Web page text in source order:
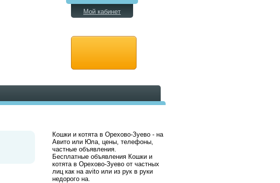
Мой кабинет
Кошки и котята в Орехово-Зуево - на
Авито или Юла, цены, телефоны,
частные объявления.
Бесплатные объявления Кошки и
котята в Орехово-Зуево от частных
лиц как на avito или из рук в руки
недорого на.